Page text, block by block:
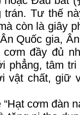
Tư thế
còn là giây
Quốc gia,
đầy đủ
phẳng, tâm
vật chất, giữ
cơm đàn